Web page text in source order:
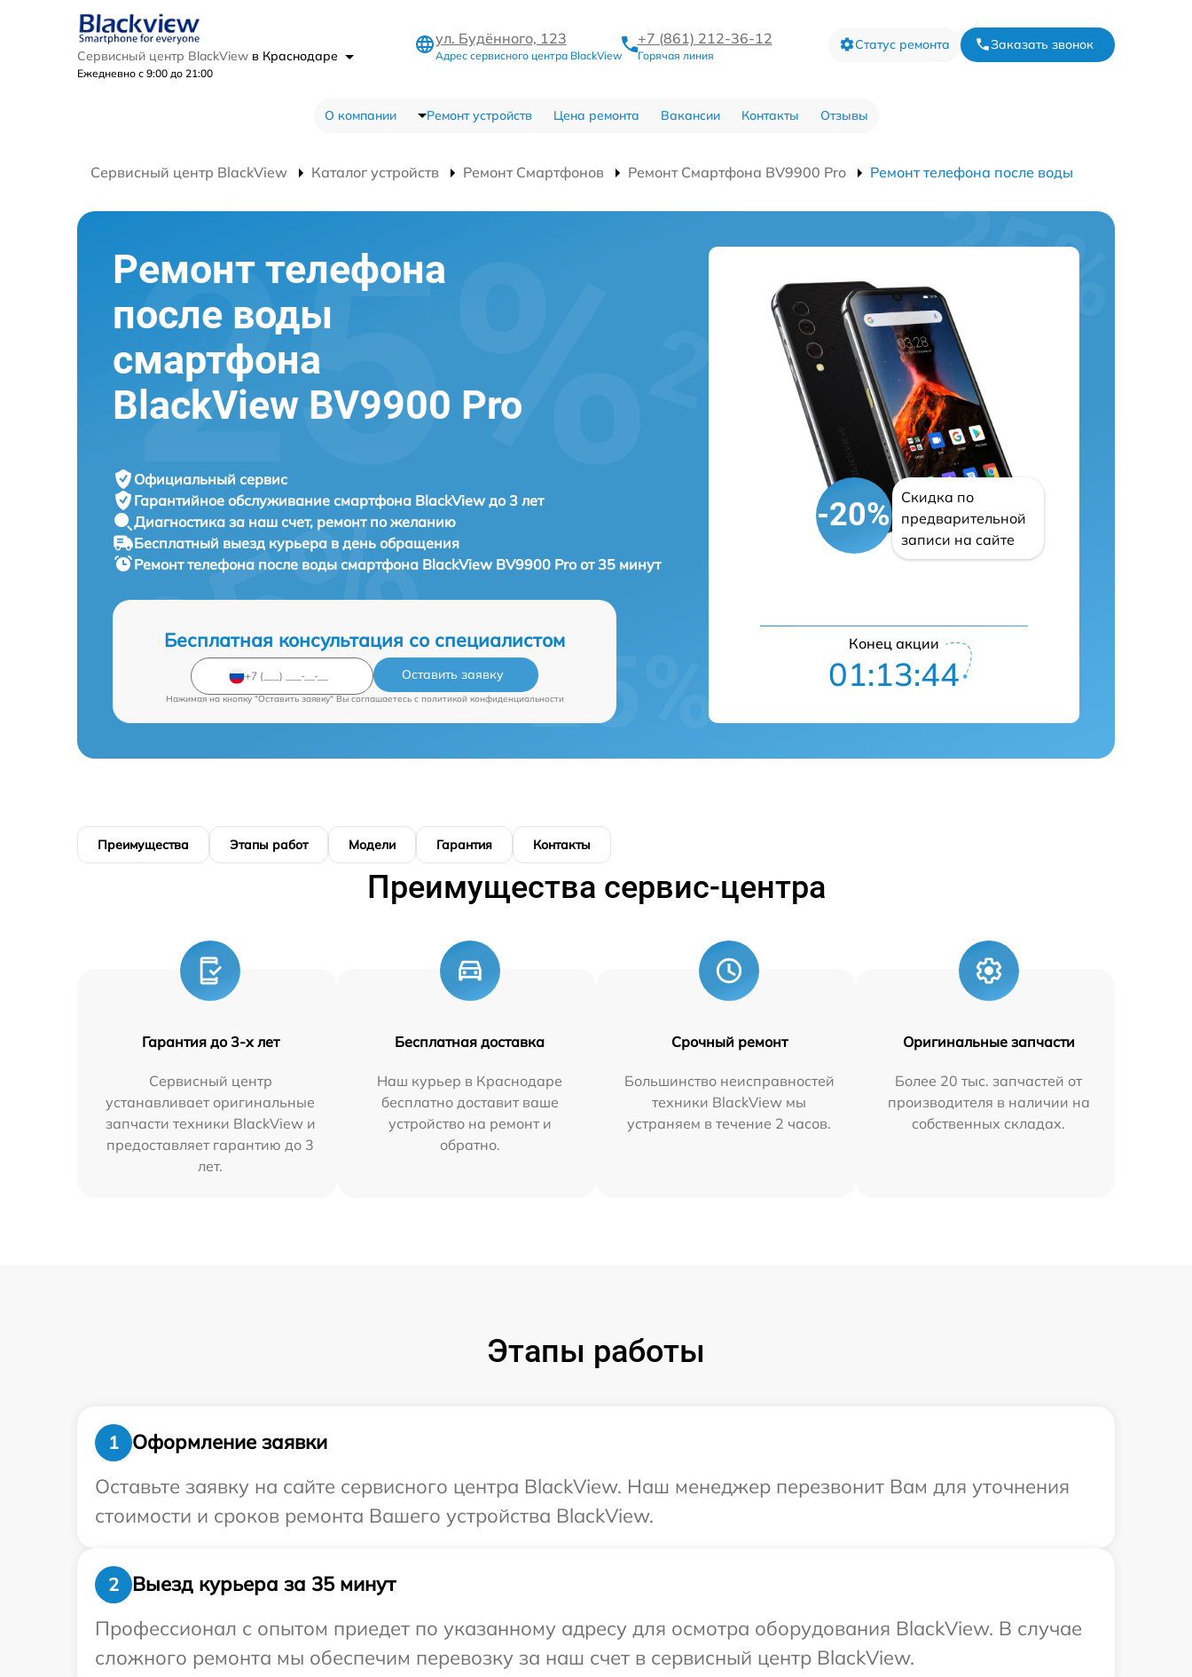
Сервисный центр BlackView в Краснодаре
Ежедневно с 9:00 до 21:00
ул. Будённого, 123
Адрес сервисного центра BlackView
+7 (861) 212-36-12
Горячая линия
Статус ремонта Заказать звонок
О компании Ремонт устройств Цена ремонта Вакансии Контакты Отзывы
Сервисный центр BlackView Каталог устройств Ремонт Смартфонов Ремонт Смартфона BV9900 Pro Ремонт телефона после воды
Ремонт телефона
после воды
смартфона
BlackView BV9900 Pro
Официальный сервис
Гарантийное обслуживание смартфона BlackView до 3 лет
Диагностика за наш счет, ремонт по желанию
Бесплатный выезд курьера в день обращения
Ремонт телефона после воды смартфона BlackView BV9900 Pro от 35 минут
Бесплатная консультация со специалистом
Оставить заявку
Нажимая на кнопку "Оставить заявку" Вы соглашаетесь c политикой конфиденциальности
-20%
Скидка по
предварительной
записи на сайте
Конец акции
01:13:43
Преимущества Этапы работ Модели Гарантия Контакты
Преимущества сервис-центра
Гарантия до 3-х лет
Сервисный центр
устанавливает оригинальные
запчасти техники BlackView и
предоставляет гарантию до 3
лет.
Бесплатная доставка
Наш курьер в Краснодаре
бесплатно доставит ваше
устройство на ремонт и
обратно.
Срочный ремонт
Большинство неисправностей
техники BlackView мы
устраняем в течение 2 часов.
Оригинальные запчасти
Более 20 тыс. запчастей от
производителя в наличии на
собственных складах.
Этапы работы
1
Оформление заявки
Оставьте заявку на сайте сервисного центра BlackView. Наш менеджер перезвонит Вам для уточнения
стоимости и сроков ремонта Вашего устройства BlackView.
2
Выезд курьера за 35 минут
Профессионал с опытом приедет по указанному адресу для осмотра оборудования BlackView. В случае
сложного ремонта мы обеспечим перевозку за наш счет в сервисный центр BlackView.